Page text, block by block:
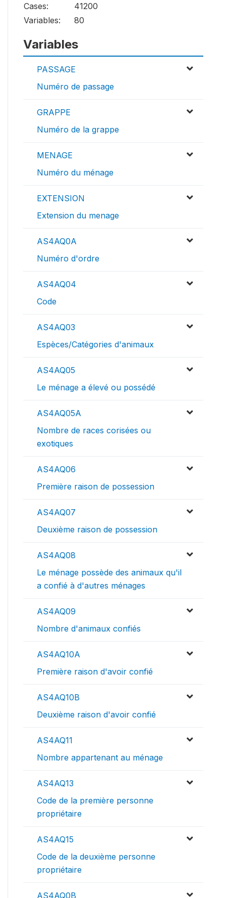
Cases:
41200
Variables:
80
Variables
PASSAGE
Numéro de passage
GRAPPE
Numéro de la grappe
MENAGE
Numéro du ménage
EXTENSION
Extension du menage
AS4AQ0A
Numéro d'ordre
AS4AQ04
Code
AS4AQ03
Espèces/Catégories d'animaux
AS4AQ05
Le ménage a élevé ou possédé
AS4AQ05A
Nombre de races corisées ou
exotiques
AS4AQ06
Première raison de possession
AS4AQ07
Deuxième raison de possession
AS4AQ08
Le ménage possède des animaux qu'il
a confié à d'autres ménages
AS4AQ09
Nombre d'animaux confiés
AS4AQ10A
Première raison d'avoir confié
AS4AQ10B
Deuxième raison d'avoir confié
AS4AQ11
Nombre appartenant au ménage
AS4AQ13
Code de la première personne
propriétaire
AS4AQ15
Code de la deuxième personne
propriétaire
AS4AQ0B